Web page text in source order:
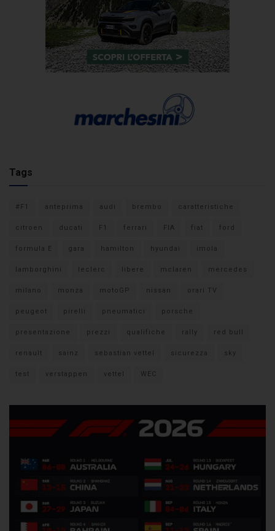
Tags
#F1 anteprima audi brembo caratteristiche
citroen ducati F1 ferrari FIA fiat ford
formula E gara hamilton hyundai imola
lamborghini leclerc libere mclaren mercedes
milano monza motoGP nissan orari TV
peugeot pirelli pneumatici porsche
presentazione prezzi qualifiche rally red bull
renault sainz sebastian vettel sicurezza sky
test verstappen vettel WEC